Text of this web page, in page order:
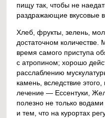
пищу так, чтобы не
раздражающие вкусовые
Хлеб, фрукты, зелень,
достаточном
время самого приступа
с атропином; хорошо
расслаблению
камень, вследствие
лечение — Ессентуки,
полезно не только
и тем, что на курортах